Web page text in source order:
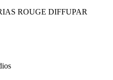
ROUGE DIFFUPAR